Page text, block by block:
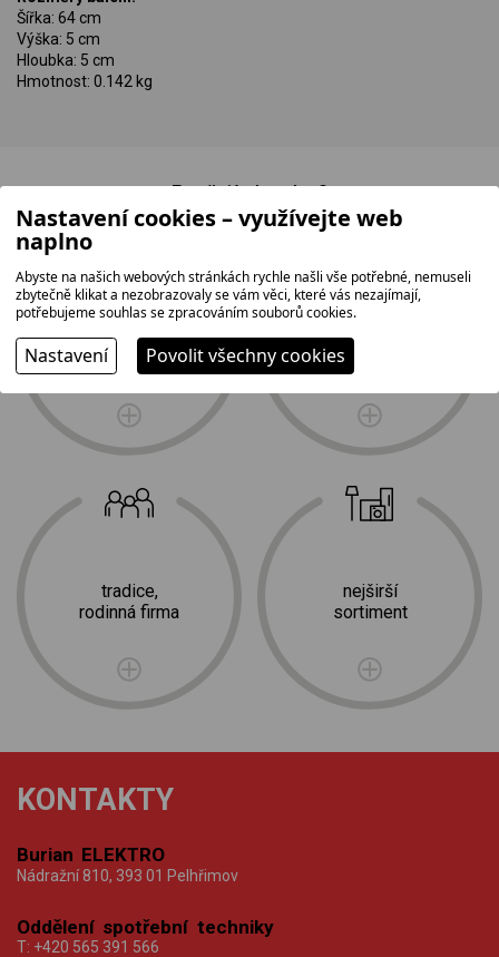
Šířka: 64 cm
Výška: 5 cm
Hloubka: 5 cm
Hmotnost: 0.142 kg
Proč jít k nám?
největší prodejní
plocha na Vysočině
1 500 m2
tradice,
rodinná firma
a profesionální
instalace zdarma
nejširší
sortiment
KONTAKTY
Burian ELEKTRO
Nádražní 810, 393 01 Pelhřimov
Oddělení spotřební techniky
T: +420 565 391 566
Nastavení cookies – využívejte web
naplno
Abyste na našich webových stránkách rychle našli vše potřebné, nemuseli
zbytečně klikat a nezobrazovaly se vám věci, které vás nezajímají,
potřebujeme souhlas se zpracováním souborů cookies.
Nastavení Povolit všechny cookies